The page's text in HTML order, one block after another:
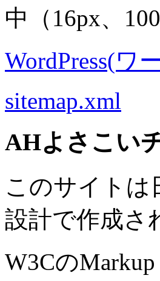
中
（16px、
WordPress(ワ
sitemap.xml
AHよさこい
このサイトは
設計で作成さ
W3CのMarkup